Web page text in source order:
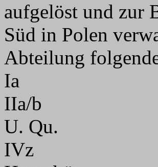
aufgelöst und zur
Süd in Polen
Abteilung
Ia
IIa/b
U. Qu.
IVz